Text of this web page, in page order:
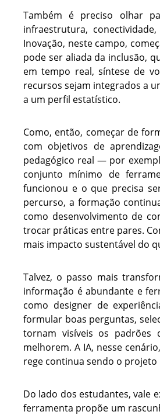
Também é preciso olhar
infraestrutura,
Inovação, neste campo,
pode ser aliada da inclusão,
em tempo real, síntese de
recursos sejam integrados a
a um perfil estatístico.
Como, então, começar de
com objetivos de
pedagógico real — por
conjunto mínimo de
funcionou e o que precisa
percurso, a formação
como desenvolvimento de
trocar práticas entre pares.
mais impacto sustentável do
Talvez, o passo mais
informação é abundante e
como designer de
formular boas perguntas,
tornam visíveis os padrões
melhorem. A IA, nesse
rege continua sendo o projeto
Do lado dos estudantes, vale
ferramenta propõe um